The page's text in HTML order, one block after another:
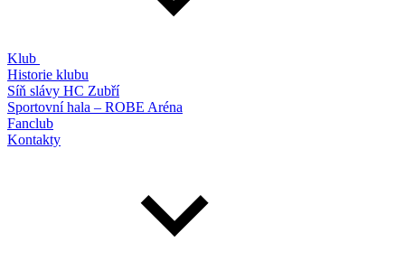
Klub
Historie klubu
Síň slávy HC Zubří
Sportovní hala – ROBE Aréna
Fanclub
Kontakty